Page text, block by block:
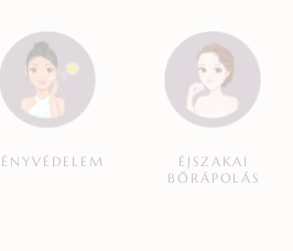
ÉJSZAKAI
BŐRÁPOLÁS